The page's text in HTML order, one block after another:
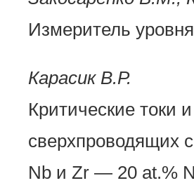
Измеритель
Карасик В.Р.
Критические токи
сверхпроводящих
Nb и Zr — 20 at.%